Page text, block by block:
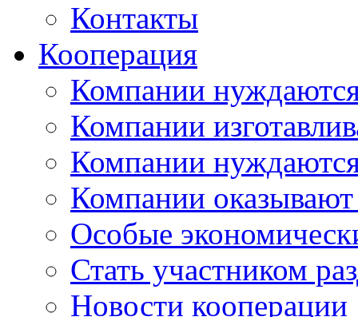
Контакты
Кооперация
Компании
Компании
Компании
Компании оказывают
Особые
Стать участником
Новости кооперации